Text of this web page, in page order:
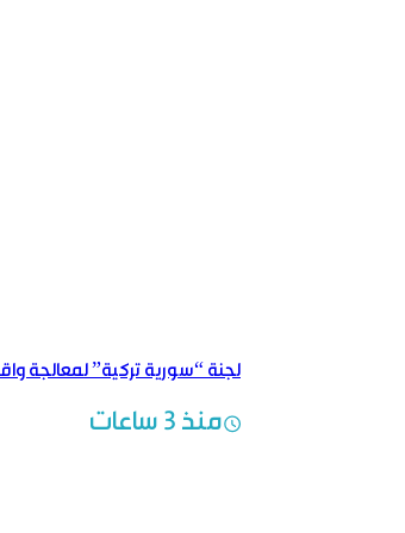
لجنة “سورية تركية” لمعالجة
منذ 3 ساعات